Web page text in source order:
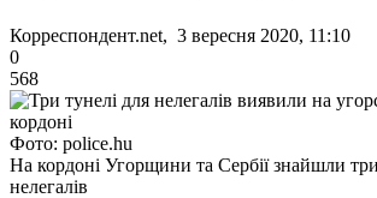
Корреспондент.net, 3 вересня 2020, 11:10
0
568
Фото: police.hu
На кордоні Угорщини та Сербії знайшли
нелегалів